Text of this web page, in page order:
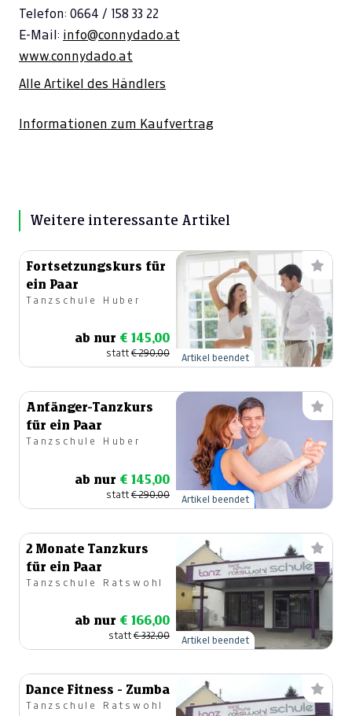
Telefon: 0664 / 158 33 22
E-Mail: info@connydado.at
www.connydado.at
Alle Artikel des Händlers
Informationen zum Kaufvertrag
Weitere interessante Artikel
Fortsetzungskurs für
ein Paar
Tanzschule Huber
ab nur € 145,00
statt€ 290,00 Artikel beendet
Anfänger-Tanzkurs
für ein Paar
Tanzschule Huber
ab nur € 145,00
statt€ 290,00 Artikel beendet
2 Monate Tanzkurs
für ein Paar
Tanzschule Ratswohl
ab nur € 166,00
statt€ 332,00 Artikel beendet
Dance Fitness - Zumba
Tanzschule Ratswohl